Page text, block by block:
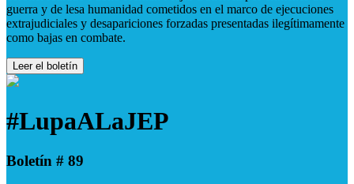
guerra y de lesa humanidad cometidos en el marco de ejecuciones
extrajudiciales y desapariciones forzadas presentadas ilegítimamente
como bajas en combate.
Leer el boletín
#LupaALaJEP
Boletín # 89